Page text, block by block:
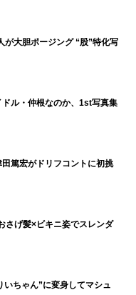
が大胆ポージング “股”特化写
ル・仲根なのか、1st写真集
篤宏がドリフコントに初挑
さげ髪×ビキニ姿でスレンダ
いちゃん”に変身してマシュ